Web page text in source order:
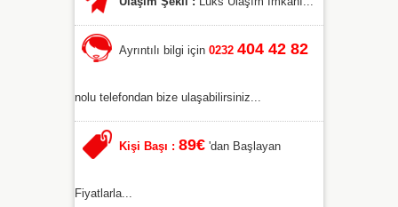
Ayrıntılı bilgi için 0232 404 42 82
nolu telefondan bize ulaşabilirsiniz...
Kişi Başı : 89€ 'dan Başlayan
Fiyatlarla...